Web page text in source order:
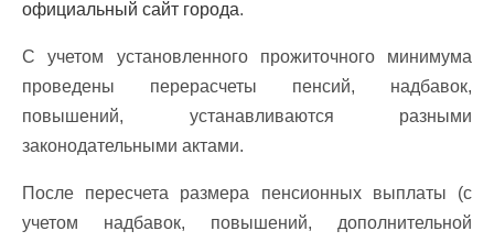
официальный сайт города.
С учетом установленного прожиточного минимума
проведены перерасчеты пенсий, надбавок,
повышений, устанавливаются разными
законодательными актами.
После пересчета размера пенсионных выплаты (с
учетом надбавок, повышений, дополнительной